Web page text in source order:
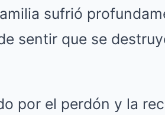
sufrió
sentir que se
por el perdón y la